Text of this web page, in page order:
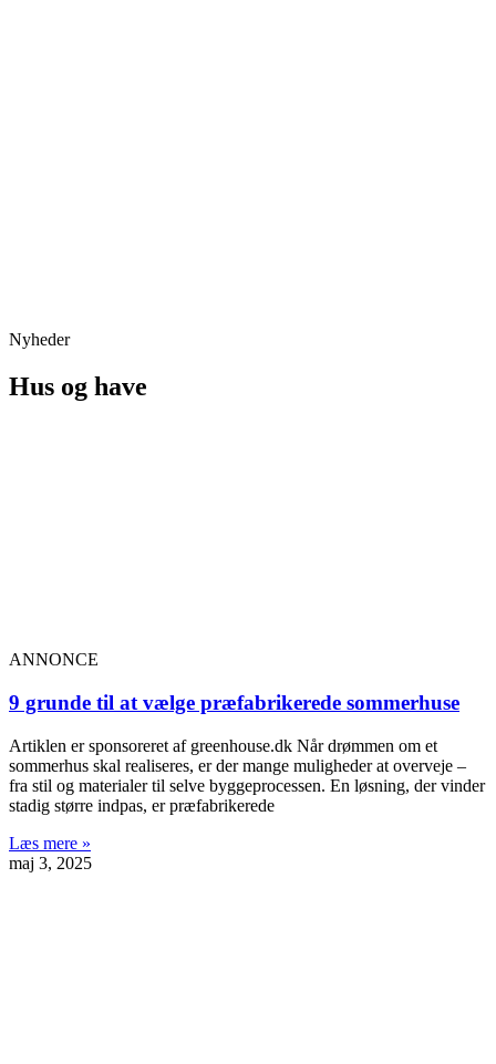
Nyheder
Hus og have
ANNONCE
9 grunde til at vælge præfabrikerede sommerhuse
Artiklen er sponsoreret af greenhouse.dk Når drømmen om et
sommerhus skal realiseres, er der mange muligheder at overveje –
fra stil og materialer til selve byggeprocessen. En løsning, der vinder
stadig større indpas, er præfabrikerede
Læs mere »
maj 3, 2025